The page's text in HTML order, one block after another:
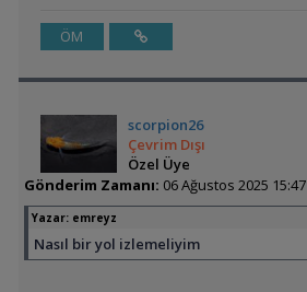
ÖM
scorpion26
Çevrim Dışı
Özel Üye
Gönderim Zamanı: 06 Ağustos 2025 15:47
Yazar: emreyz
Nasıl bir yol izlemeliyim